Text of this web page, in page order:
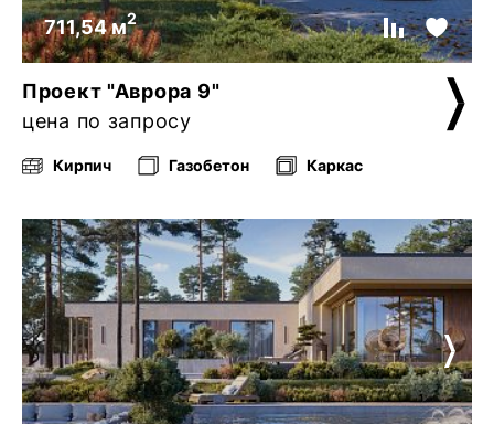
711,54 м2
Проект "Аврора 9"
цена по запросу
Кирпич Газобетон Каркас